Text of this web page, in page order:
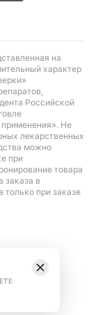
на
характер
Российской
Не
лекарственных
можно
при
товара
заказа в
только при заказе